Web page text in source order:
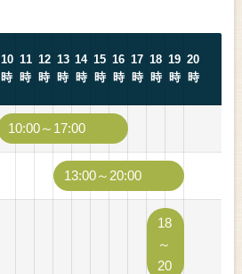
10
時
11
時
12
時
13
時
14
時
15
時
16
時
17
時
18
時
19
時
20
時
10:00～17:00
13:00～20:00
18
～
20